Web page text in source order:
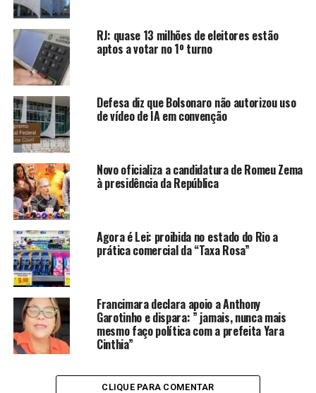
urgência na matéria e o vereador Sandro Parrini
apresentou uma emenda.
Uma vez aprovado neste sábado, o autógrafo de lei será
encaminhado à Prefeitura. Feito isso, o prefeito Luciano
Rezende terá um prazo de 30 dias para regulamentar a
lei após sua publicação. Fonte:Assessoria de Gabine
Com Informações do siteTribunaOnLinePor:
Torres
TÓPICOS RELACIONADOS:
AUXILIO
CÂMARA DE VEREADORES
DESTAQUE POLITICA
R$ 900
VITÓRIA-ES
VOTAÇÃO
ATÉ A PRÓXIMA
Presidente Jair Bolsonaro testa positivo para covid-19
RJ: quase 13 milhões de eleitores estão
aptos a votar no 1º turno
Defesa diz que Bolsonaro não autorizou uso
de vídeo de IA em convenção
Novo oficializa a candidatura de Romeu Zema
à presidência da República
Agora é Lei: proibida no estado do Rio a
prática comercial da “Taxa Rosa”
Francimara declara apoio a Anthony
Garotinho e dispara: ” jamais, nunca mais
mesmo faço política com a prefeita Yara
Cinthia”
CLIQUE PARA COMENTAR